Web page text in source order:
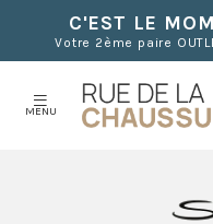
C'EST LE
Votre 2ème paire
MENU